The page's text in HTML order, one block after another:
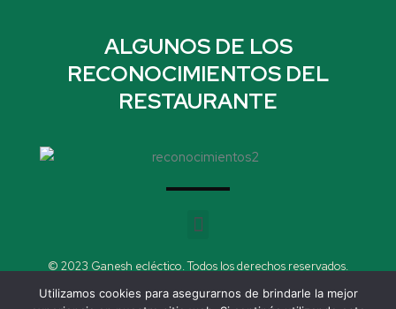
ALGUNOS DE LOS
RECONOCIMIENTOS DEL
RESTAURANTE
Menu
© 2023 Ganesh ecléctico. Todos los derechos reservados.
Sitio web diseñado por
® BeYuri
Utilizamos cookies para asegurarnos de brindarle la mejor